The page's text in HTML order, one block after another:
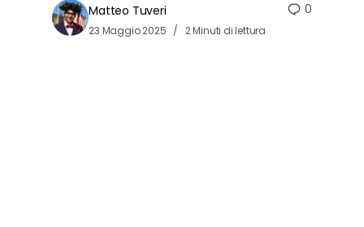
Matteo Tuveri
23 Maggio 2025 2 Minuti di lettura
0